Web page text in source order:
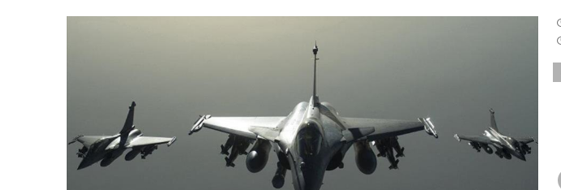
https://www.facebook.com/Nexolatino.Canal